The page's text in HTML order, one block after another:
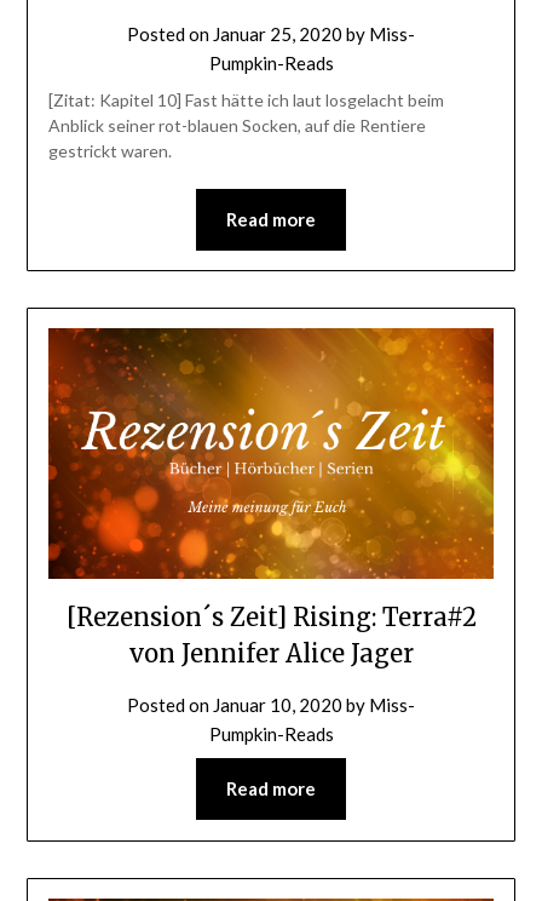
Posted on Januar 25, 2020 by Miss-
Pumpkin-Reads
[Zitat: Kapitel 10] Fast hätte ich laut losgelacht beim
Anblick seiner rot-blauen Socken, auf die Rentiere
gestrickt waren.
Read more
[Rezension´s Zeit] Rising: Terra#2
von Jennifer Alice Jager
Posted on Januar 10, 2020 by Miss-
Pumpkin-Reads
Read more